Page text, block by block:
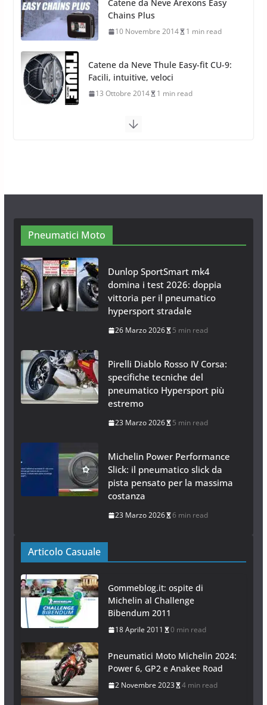
Catene da Neve Thule Easy-fit CU-9:
Facili, intuitive, veloci
Calze da Neve Arexocks by
Arexons
Pneumatici Moto
Dunlop SportSmart mk4
domina i test 2026: doppia
vittoria per il pneumatico
hypersport stradale
26 Marzo 2026 5 min read
Pirelli Diablo Rosso IV Corsa:
specifiche tecniche del
pneumatico Hypersport più
estremo
23 Marzo 2026 5 min read
Michelin Power Performance
Slick: il pneumatico slick da
pista pensato per la massima
costanza
23 Marzo 2026 6 min read
Articolo Casuale
Gommeblog.it: ospite di
Michelin al Challenge
Bibendum 2011
18 Aprile 2011 0 min read
Pneumatici Moto Michelin 2024:
Power 6, GP2 e Anakee Road
2 Novembre 2023 4 min read